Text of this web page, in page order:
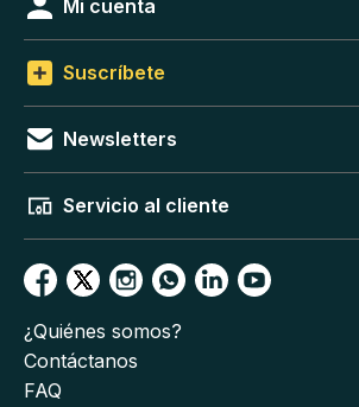
Mi cuenta
Suscríbete
Newsletters
Servicio al cliente
¿Quiénes somos?
Contáctanos
FAQ